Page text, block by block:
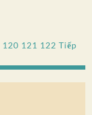
120 121 122 Tiếp